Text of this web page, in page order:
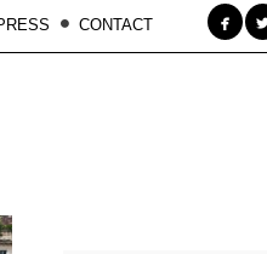
CONTACT 